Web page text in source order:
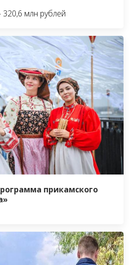
млн рублей
прикамского